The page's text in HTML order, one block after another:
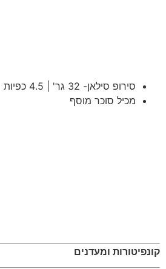
סירופ סילאן- 32 גר' | 4.5 כפיות
מכיל סוכר מוסף
קונפיטורות ומעדנים